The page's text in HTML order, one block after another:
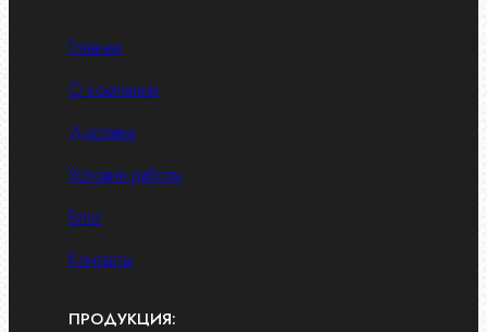
Главная
О компании
Доставка
Условия работы
Блог
Контакты
ПРОДУКЦИЯ: